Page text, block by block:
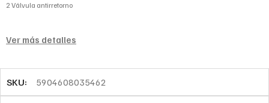
2 Válvula antirretorno
Ver más detalles
SKU: 5904608035462